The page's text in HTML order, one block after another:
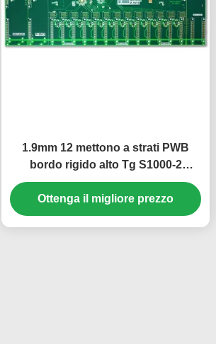
1.9mm 12 mettono a strati PWB
bordo rigido alto Tg S1000-2
bianco verde di ENIG 2u»
Ottenga il migliore prezzo